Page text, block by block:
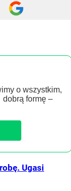
o wszystkim,
formę –
Ugasi